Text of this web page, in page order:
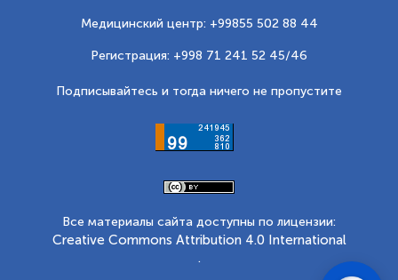
Медицинский центр: +99855 502 88 44
Регистрация: +998 71 241 52 45/46
Подписывайтесь и тогда ничего не пропустите
Все материалы сайта доступны по лицензии:
Creative Commons Attribution 4.0 International
.